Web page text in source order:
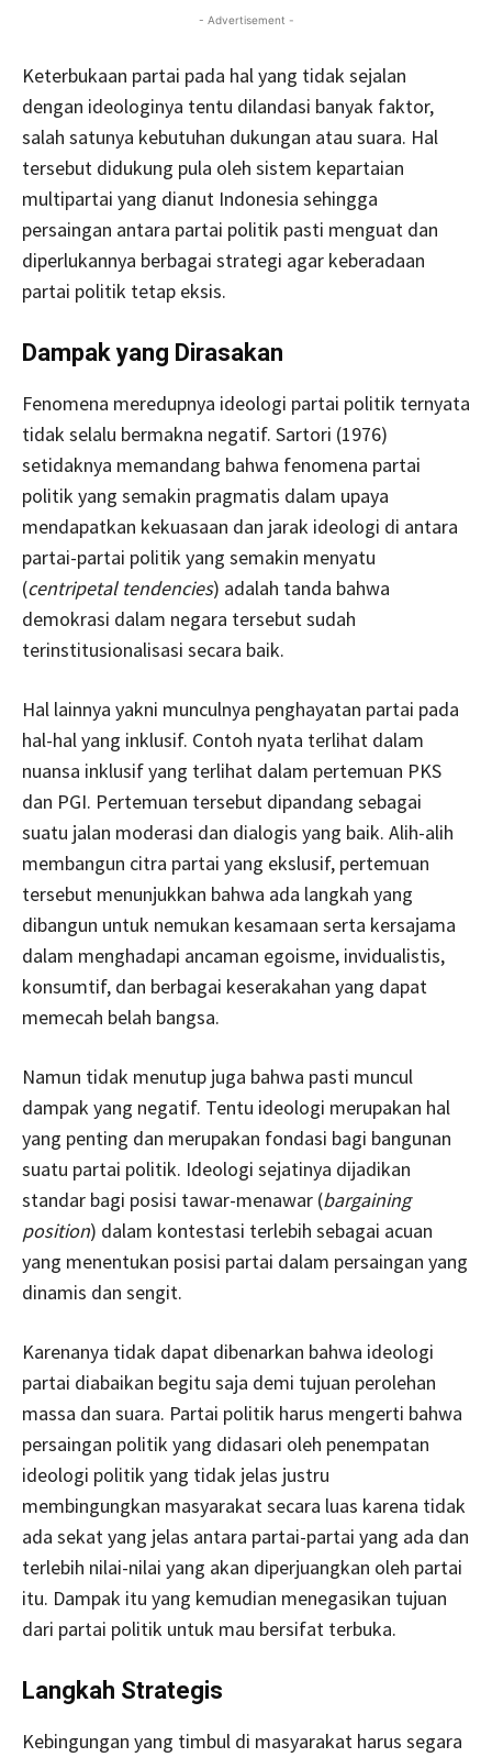
- Advertisement -
Keterbukaan partai pada hal yang tidak sejalan
dengan ideologinya tentu dilandasi banyak faktor,
salah satunya kebutuhan dukungan atau suara. Hal
tersebut didukung pula oleh sistem kepartaian
multipartai yang dianut Indonesia sehingga
persaingan antara partai politik pasti menguat dan
diperlukannya berbagai strategi agar keberadaan
partai politik tetap eksis.
Dampak yang Dirasakan
Fenomena meredupnya ideologi partai politik ternyata
tidak selalu bermakna negatif. Sartori (1976)
setidaknya memandang bahwa fenomena partai
politik yang semakin pragmatis dalam upaya
mendapatkan kekuasaan dan jarak ideologi di antara
partai-partai politik yang semakin menyatu
(centripetal tendencies) adalah tanda bahwa
demokrasi dalam negara tersebut sudah
terinstitusionalisasi secara baik.
Hal lainnya yakni munculnya penghayatan partai pada
hal-hal yang inklusif. Contoh nyata terlihat dalam
nuansa inklusif yang terlihat dalam pertemuan PKS
dan PGI. Pertemuan tersebut dipandang sebagai
suatu jalan moderasi dan dialogis yang baik. Alih-alih
membangun citra partai yang ekslusif, pertemuan
tersebut menunjukkan bahwa ada langkah yang
dibangun untuk nemukan kesamaan serta kersajama
dalam menghadapi ancaman egoisme, invidualistis,
konsumtif, dan berbagai keserakahan yang dapat
memecah belah bangsa.
Namun tidak menutup juga bahwa pasti muncul
dampak yang negatif. Tentu ideologi merupakan hal
yang penting dan merupakan fondasi bagi bangunan
suatu partai politik. Ideologi sejatinya dijadikan
standar bagi posisi tawar-menawar (bargaining
position) dalam kontestasi terlebih sebagai acuan
yang menentukan posisi partai dalam persaingan yang
dinamis dan sengit.
Karenanya tidak dapat dibenarkan bahwa ideologi
partai diabaikan begitu saja demi tujuan perolehan
massa dan suara. Partai politik harus mengerti bahwa
persaingan politik yang didasari oleh penempatan
ideologi politik yang tidak jelas justru
membingungkan masyarakat secara luas karena tidak
ada sekat yang jelas antara partai-partai yang ada dan
terlebih nilai-nilai yang akan diperjuangkan oleh partai
itu. Dampak itu yang kemudian menegasikan tujuan
dari partai politik untuk mau bersifat terbuka.
Langkah Strategis
Kebingungan yang timbul di masyarakat harus segara